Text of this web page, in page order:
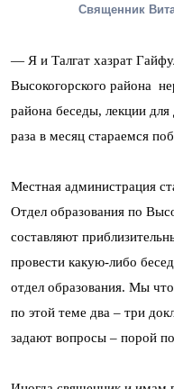
Священник
— Я и Талгат хазрат
Высокогорского района
района беседы, лекции
раза в месяц стараемся
Местная администрация
Отдел образования по
составляют
провести какую-либо
отдел образования. Мы
по этой теме два – три
задают вопросы – порой